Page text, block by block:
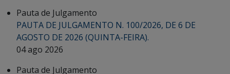
Pauta de Julgamento
PAUTA DE JULGAMENTO N. 100/2026, DE 6 DE
AGOSTO DE 2026 (QUINTA-FEIRA).
04 ago 2026
Pauta de Julgamento